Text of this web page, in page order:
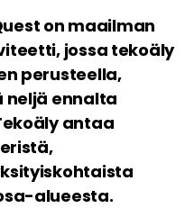
on maailman
jossa tekoäly
perusteella,
neljä ennalta
antaa
alueesta.